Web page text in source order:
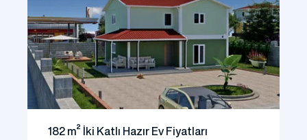
182 m² İki Katlı Hazır Ev Fiyatları